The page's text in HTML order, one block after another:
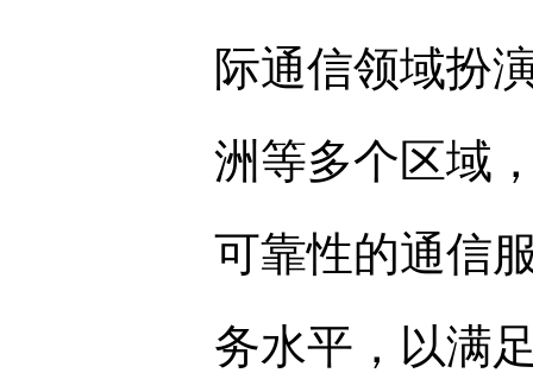
际通信领域扮
洲等多个区域
可靠性的通信
务水平，以满